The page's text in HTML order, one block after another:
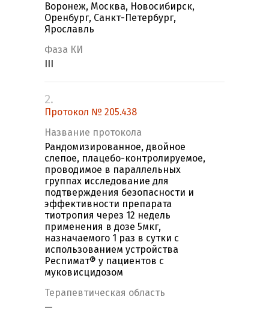
Воронеж, Москва, Новосибирск,
Оренбург, Санкт-Петербург,
Ярославль
Фаза КИ
2.
Протокол № 205.438
Название протокола
Рандомизированное, двойное
слепое, плацебо-контролируемое,
проводимое в параллельных
группах исследование для
подтверждения безопасности и
эффективности препарата
тиотропия через 12 недель
применения в дозе 5мкг,
назначаемого 1 раз в сутки с
использованием устройства
Респимат® у пациентов с
муковисцидозом
Терапевтическая область
—